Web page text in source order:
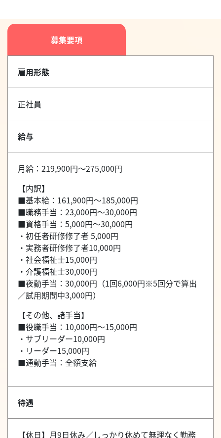
募集要項
雇用形態
正社員
給与
月給：219,900円～275,000円
【内訳】
■基本給：161,900円～185,000円
■職務手当：23,000円～30,000円
■資格手当：5,000円～30,000円
・初任者研修修了者 5,000円
・実務者研修修了者10,000円
・社会福祉士15,000円
・介護福祉士30,000円
■夜勤手当：30,000円（1回6,000円※5回分で算出
／試用期間中3,000円）
【その他、諸手当】
■役職手当：10,000円～15,000円
・サブリーダー10,000円
・リーダー15,000円
■通勤手当：全額支給
待遇
【休日】月9日休み／しっかり休めて無理なく勤務